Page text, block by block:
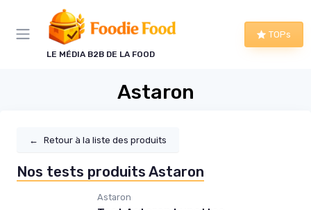
LE MÉDIA B2B DE LA FOOD
TOPs
Astaron
← Retour à la liste des produits
Nos tests produits Astaron
Astaron
Panneau de gestion des cookies